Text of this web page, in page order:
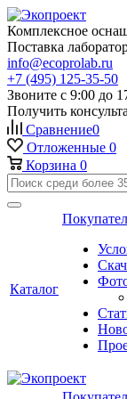
Комплексное
Поставка
info@ecoprolab.ru
+7 (495) 125-35-50
Звоните с 9:00 до
Получить
Сравнение0
Отложенные 0
Корзина 0
Каталог